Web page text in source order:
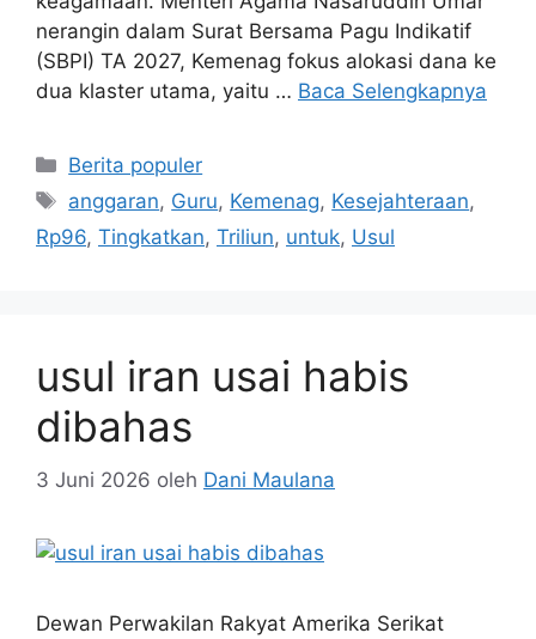
nerangin dalam Surat Bersama Pagu Indikatif
(SBPI) TA 2027, Kemenag fokus alokasi dana ke
dua klaster utama, yaitu … Baca Selengkapnya
Kategori
Berita populer
Tag
anggaran, Guru, Kemenag, Kesejahteraan,
Rp96, Tingkatkan, Triliun, untuk, Usul
usul iran usai habis
dibahas
3 Juni 2026 oleh Dani Maulana
Dewan Perwakilan Rakyat Amerika Serikat